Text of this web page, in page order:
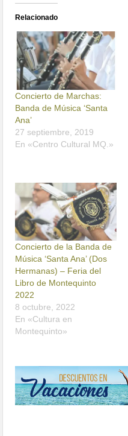
Relacionado
Concierto de Marchas:
Banda de Música ‘Santa
Ana’
27 septiembre, 2019
En «Centro Cultural MQ.»
Concierto de la Banda de
Música ‘Santa Ana’ (Dos
Hermanas) – Feria del
Libro de Montequinto
2022
8 octubre, 2022
En «Cultura en
Montequinto»